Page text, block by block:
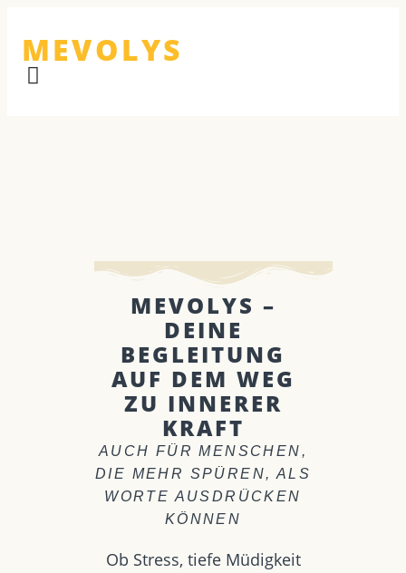
MEVOLYS
MEVOLYS –
DEINE
BEGLEITUNG
AUF DEM WEG
ZU INNERER
KRAFT
AUCH FÜR MENSCHEN,
DIE MEHR SPÜREN, ALS
WORTE AUSDRÜCKEN
KÖNNEN
Ob Stress, tiefe Müdigkeit